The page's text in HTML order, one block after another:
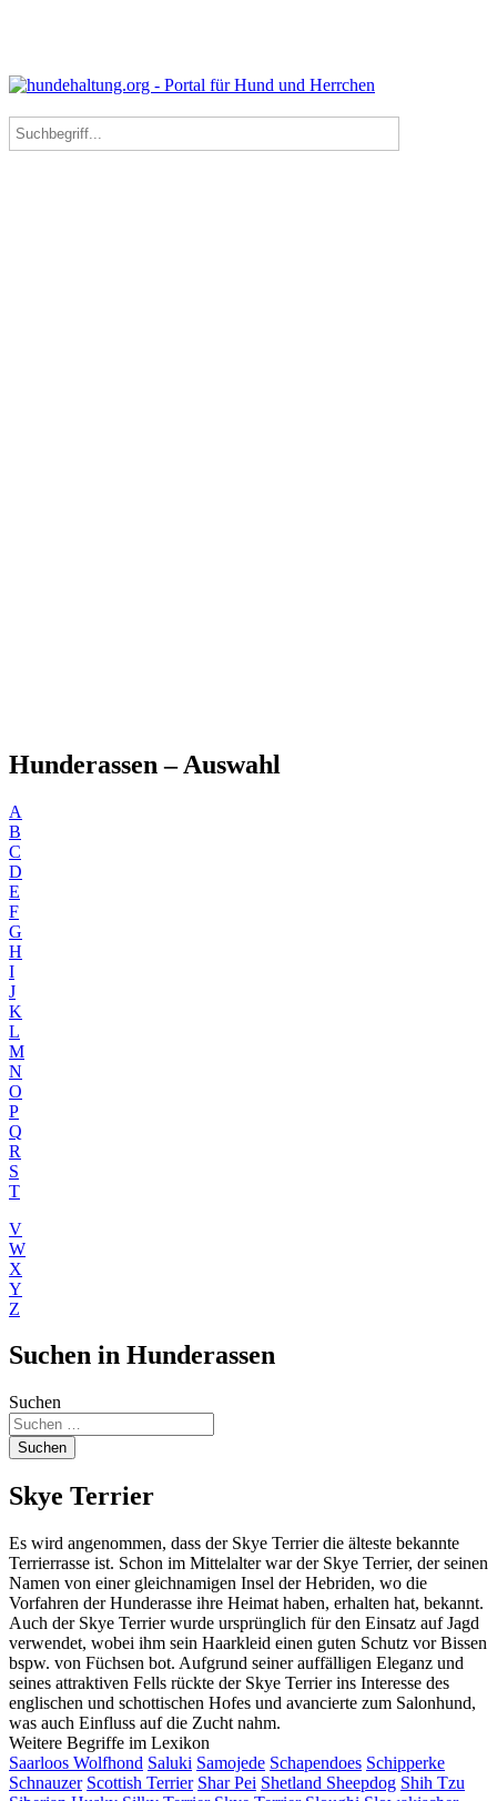
Hunderassen – Auswahl
A
B
C
D
E
F
G
H
I
J
K
L
M
N
O
P
Q
R
S
T
V
W
X
Y
Z
Suchen in Hunderassen
Suchen
Suchen
Skye Terrier
Es wird angenommen, dass der Skye Terrier die älteste bekannte
Terrierrasse ist. Schon im Mittelalter war der Skye Terrier, der seinen
Namen von einer gleichnamigen Insel der Hebriden, wo die
Vorfahren der Hunderasse ihre Heimat haben, erhalten hat, bekannt.
Auch der Skye Terrier wurde ursprünglich für den Einsatz auf Jagd
verwendet, wobei ihm sein Haarkleid einen guten Schutz vor Bissen
bspw. von Füchsen bot. Aufgrund seiner auffälligen Eleganz und
seines attraktiven Fells rückte der Skye Terrier ins Interesse des
englischen und schottischen Hofes und avancierte zum Salonhund,
was auch Einfluss auf die Zucht nahm.
Weitere Begriffe im Lexikon
Saarloos Wolfhond Saluki Samojede Schapendoes Schipperke
Schnauzer Scottish Terrier Shar Pei Shetland Sheepdog Shih Tzu